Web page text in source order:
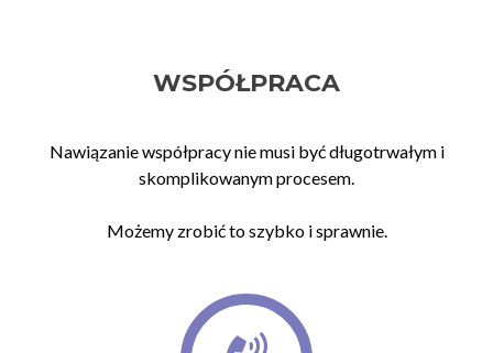
WSPÓŁPRACA
Nawiązanie współpracy nie musi być długotrwałym i
skomplikowanym procesem.
Możemy zrobić to szybko i sprawnie.